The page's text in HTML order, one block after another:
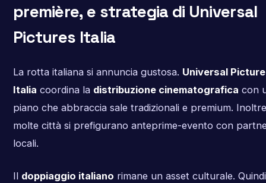
première, e strategia di Universal
Pictures Italia
La rotta italiana si annuncia gustosa. Universal
Italia coordina la distribuzione cinematografica con
piano che abbraccia sale tradizionali e premium.
molte città si prefigurano anteprime-evento con
locali.
Il doppiaggio italiano rimane un asset culturale.